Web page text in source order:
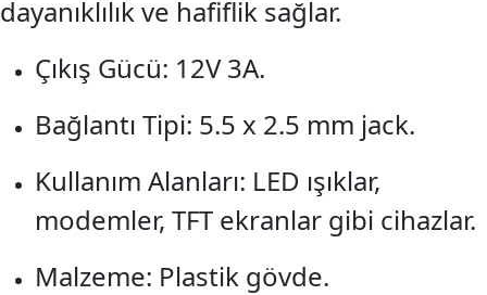
dayanıklılık ve hafiflik sağlar.
Çıkış Gücü: 12V 3A.
Bağlantı Tipi: 5.5 x 2.5 mm jack.
Kullanım Alanları: LED ışıklar,
modemler, TFT ekranlar gibi cihazlar.
Malzeme: Plastik gövde.